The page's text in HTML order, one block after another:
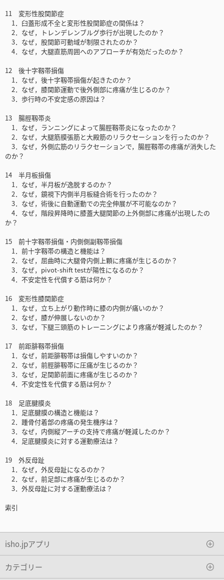
11 変形性股関節症
1．臼蓋形成不全と変形性股関節症の関係は？
2．なぜ，トレンデレンブルグ歩行が出現したのか？
3．なぜ，股関節可動域が制限されたのか？
4．なぜ，大腿直筋周囲へのアプローチが有効だったのか？
12 後十字靱帯損傷
1．なぜ，後十字靱帯損傷が起きたのか？
2．なぜ，膝関節運動で後外側部に疼痛が生じるのか？
3．歩行時の不安定感の原因は？
13 腸脛靱帯炎
1．なぜ，ランニングによって腸脛靱帯炎になったのか？
2．なぜ，大腿筋膜張筋と大殿筋のリラクセーションを行ったのか？
3．なぜ，外側広筋のリラクセーションで，腸脛靱帯の疼痛が消失した
のか？
14 半月板損傷
1．なぜ，半月板が逸脱するのか？
2．なぜ，鏡視下内側半月板縫合術を行ったのか？
3．なぜ，術後に自動運動での完全伸展が不可能なのか？
4．なぜ，階段昇降時に膝蓋大腿関節の上外側部に疼痛が出現したの
か？
15 前十字靱帯損傷・内側側副靱帯損傷
1．前十字靱帯の構造と機能は？
2．なぜ，屈曲時に大腿骨内側上顆に疼痛が生じるのか？
3．なぜ，pivot-shift testが陽性になるのか？
4．不安定性を代償する筋は何か？
16 変形性膝関節症
1．なぜ，立ち上がり動作時に膝の内側が痛いのか？
2．なぜ，膝が伸展しないのか？
3．なぜ，下腿三頭筋のトレーニングにより疼痛が軽減したのか？
17 前距腓靱帯損傷
1．なぜ，前距腓靱帯は損傷しやすいのか？
2．なぜ，前脛腓靱帯に圧痛が生じるのか？
3．なぜ，足関節前面に疼痛が生じるのか？
4．不安定性を代償する筋は何か？
18 足底腱膜炎
1．足底腱膜の構造と機能は？
2．踵骨付着部の疼痛の発生機序は？
3．なぜ，内側縦アーチの支持で疼痛が軽減したのか？
4．足底腱膜炎に対する運動療法は？
19 外反母趾
1．なぜ，外反母趾になるのか？
2．なぜ，前足部に疼痛が生じるのか？
3．外反母趾に対する運動療法は？
索引
isho.jpアプリ
カテゴリー